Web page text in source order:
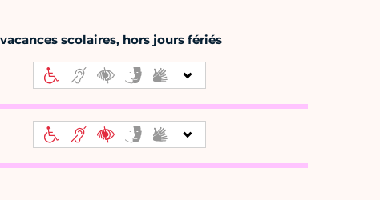
scolaires, hors jours fériés